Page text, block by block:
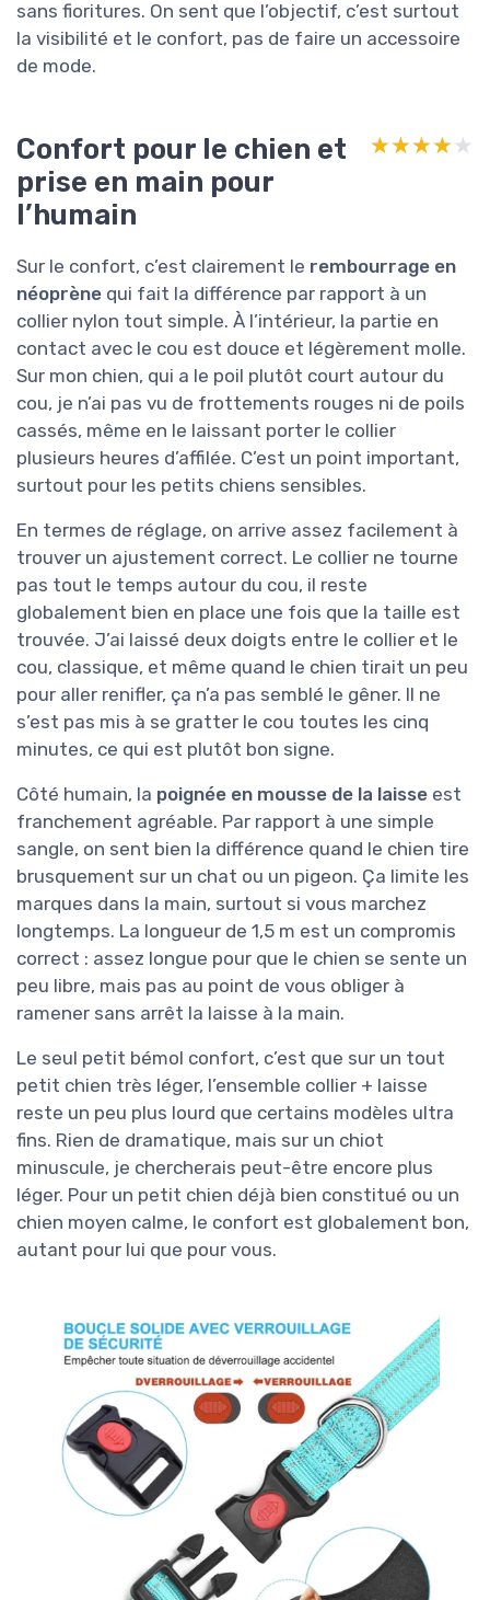
sans fioritures. On sent que l’objectif, c’est surtout
la visibilité et le confort, pas de faire un accessoire
de mode.
Confort pour le chien et
prise en main pour
l’humain
★★★★★
★★★★★
Sur le confort, c’est clairement le rembourrage en
néoprène qui fait la différence par rapport à un
collier nylon tout simple. À l’intérieur, la partie en
contact avec le cou est douce et légèrement molle.
Sur mon chien, qui a le poil plutôt court autour du
cou, je n’ai pas vu de frottements rouges ni de poils
cassés, même en le laissant porter le collier
plusieurs heures d’affilée. C’est un point important,
surtout pour les petits chiens sensibles.
En termes de réglage, on arrive assez facilement à
trouver un ajustement correct. Le collier ne tourne
pas tout le temps autour du cou, il reste
globalement bien en place une fois que la taille est
trouvée. J’ai laissé deux doigts entre le collier et le
cou, classique, et même quand le chien tirait un peu
pour aller renifler, ça n’a pas semblé le gêner. Il ne
s’est pas mis à se gratter le cou toutes les cinq
minutes, ce qui est plutôt bon signe.
Côté humain, la poignée en mousse de la laisse est
franchement agréable. Par rapport à une simple
sangle, on sent bien la différence quand le chien tire
brusquement sur un chat ou un pigeon. Ça limite les
marques dans la main, surtout si vous marchez
longtemps. La longueur de 1,5 m est un compromis
correct : assez longue pour que le chien se sente un
peu libre, mais pas au point de vous obliger à
ramener sans arrêt la laisse à la main.
Le seul petit bémol confort, c’est que sur un tout
petit chien très léger, l’ensemble collier + laisse
reste un peu plus lourd que certains modèles ultra
fins. Rien de dramatique, mais sur un chiot
minuscule, je chercherais peut-être encore plus
léger. Pour un petit chien déjà bien constitué ou un
chien moyen calme, le confort est globalement bon,
autant pour lui que pour vous.